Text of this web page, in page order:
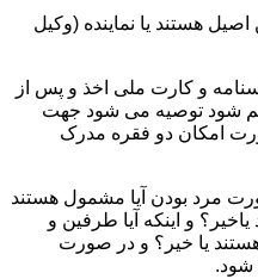
هستند یا نماینده (وکیل
و کارت ملی اخذ و پس از
شود توصیه می شود جهت
امکان دو فقره مدرک
مرد بودن آیا مشمول هستند
و اینکه آیا طرفین و
یا خیر؟ و در صورت
شود.